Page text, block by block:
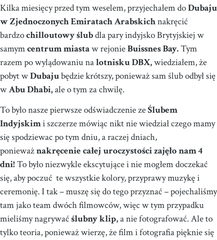
Kilka miesięcy przed tym weselem, przyjechałem doDubaju
w Zjednoczonych Emiratach Arabskichnakręcić
bardzochilloutowy ślubdla pary indyjsko Brytyjskiej w
samymcentrum miastaw rejonieBuissnes Bay.Tym
razem po wylądowaniu nalotnisku DBX,wiedziałem, że
pobyt wDubajubędzie krótszy, ponieważ sam ślub odbył się
wAbu Dhabi,ale o tym za chwilę.
To było nasze pierwsze odświadczenie zeŚlubem
Indyjskimi szczerze mówiąc nikt nie wiedział czego mamy
się spodziewac po tym dniu, a raczej dniach,
ponieważnakręcenie całej uroczystości zajęło nam 4
dni! To było niezwykle ekscytujące i nie mogłem doczekać
się, aby poczuć te wszystkie kolory, przyprawy muzykę i
ceremonię. I tak – muszę się do tego przyznać – pojechaliśmy
tam jako team dwóch filmowców, więc w tym przypadku
mieliśmy nagrywać ślubny klip,a nie fotografować. Ale to
tylko teoria, ponieważ wierzę, że film i fotografia pięknie się